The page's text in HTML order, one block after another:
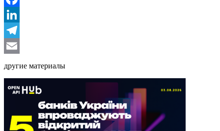
Facebook
LinkedIn
Telegram
другие материалы